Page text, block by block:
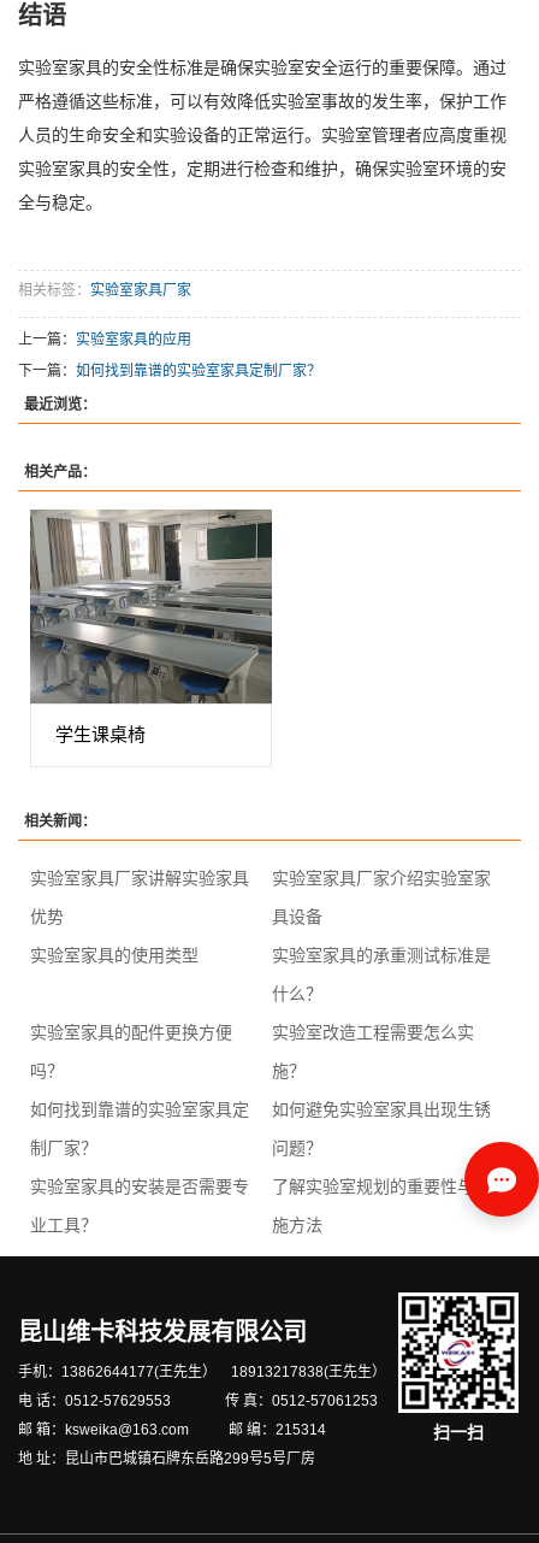
结语
实验室家具的安全性标准是确保实验室安全运行的重要保障。通过
严格遵循这些标准，可以有效降低实验室事故的发生率，保护工作
人员的生命安全和实验设备的正常运行。实验室管理者应高度重视
实验室家具的安全性，定期进行检查和维护，确保实验室环境的安
全与稳定。
相关标签： 实验室家具厂家
上一篇： 实验室家具的应用
下一篇： 如何找到靠谱的实验室家具定制厂家？
最近浏览：
相关产品：
学生课桌椅
相关新闻：
实验室家具厂家讲解实验家具
优势
实验室家具厂家介绍实验室家
具设备
实验室家具的使用类型
实验室家具的承重测试标准是
什么？
实验室家具的配件更换方便
吗？
实验室改造工程需要怎么实
施？
如何找到靠谱的实验室家具定
制厂家？
如何避免实验室家具出现生锈
问题？
实验室家具的安装是否需要专
业工具？
了解实验室规划的重要性与实
施方法
昆山维卡科技发展有限公司
手机：13862644177(王先生） 18913217838(王先生）
电 话：0512-57629553 传 真：0512-57061253
邮 箱：ksweika@163.com 邮 编：215314
地 址：昆山市巴城镇石牌东岳路299号5号厂房
扫一扫